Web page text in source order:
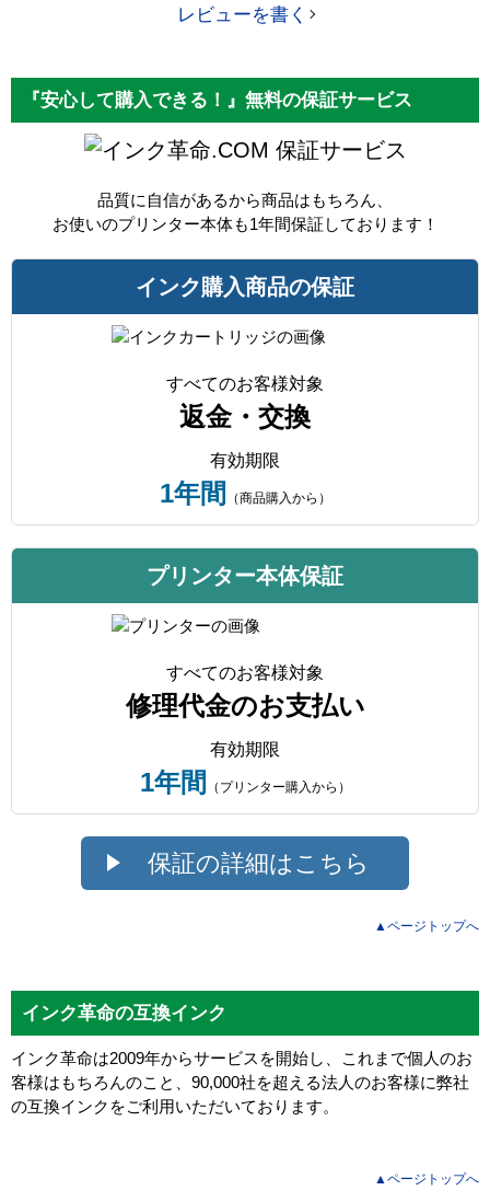
レビューを書く
『安心して購入できる！』無料の保証サービス
保証サービス
品質に自信があるから商品はもちろん、
お使いのプリンター本体も1年間保証しております！
インク購入商品の保証
すべてのお客様対象
返金・交換
有効期限
1年間 （商品購入から）
プリンター本体保証
すべてのお客様対象
修理代金のお支払い
有効期限
1年間 （プリンター購入から）
保証の詳細はこちら
▲ページトップへ
インク革命の互換インク
インク革命は2009年からサービスを開始し、これまで個人のお
客様はもちろんのこと、90,000社を超える法人のお客様に弊社
の互換インクをご利用いただいております。
▲ページトップへ